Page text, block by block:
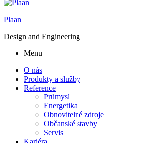
Plaan
Design and Engineering
Menu
O nás
Produkty a služby
Reference
Průmysl
Energetika
Obnovitelné zdroje
Občanské stavby
Servis
Kariéra